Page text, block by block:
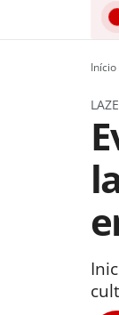
Início